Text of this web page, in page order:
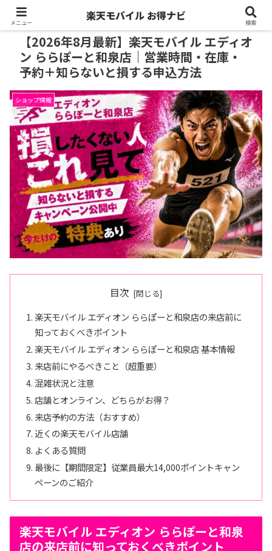
【2026年8月最新】楽天モバイル エディオ
ン ららぽーと和泉店｜営業時間・在庫・
予約＋知らないと損する申込方法
ショップ情報
目次
楽天モバイル エディオン ららぽーと和泉店の来店前に
知っておくべきポイント
楽天モバイル エディオン ららぽーと和泉店 基本情報
来店前にやるべきこと（超重要）
混雑状況と注意
店舗とオンライン、どちらがお得？
来店予約の方法（おすすめ）
近くの楽天モバイル店舗
よくある質問
最後に【期間限定】従業員最大14,000ポイントキャン
ペーンのご紹介
楽天モバイル エディオン ららぽーと和泉
店の来店前に知っておくべきポイント
メニュー
楽天モバイル お得ナビ
検索